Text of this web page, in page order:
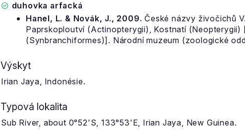
duhovka arfacká
Hanel, L. & Novák, J., 2009. České názvy živočichů
Paprskoploutví (Actinopterygii), Kostnatí
(Synbranchiformes)]. Národní muzeum (zoologické
Výskyt
Irian Jaya, Indonésie.
Typová lokalita
Sub River, about 0°52'S, 133°53'E, Irian Jaya, New Guinea.